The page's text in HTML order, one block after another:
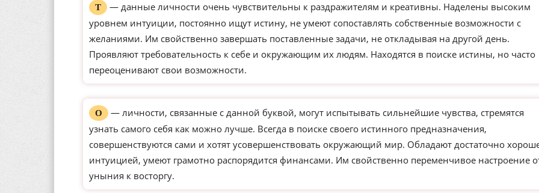
Т
— данные личности очень чувствительны к раздражителям и креативны. Наделены высоким
уровнем интуиции, постоянно ищут истину, не умеют сопоставлять собственные возможности с
желаниями. Им свойственно завершать поставленные задачи, не откладывая на другой день.
Проявляют требовательность к себе и окружающим их людям. Находятся в поиске истины, но часто
переоценивают свои возможности.
О
— личности, связанные с данной буквой, могут испытывать сильнейшие чувства, стремятся
узнать самого себя как можно лучше. Всегда в поиске своего истинного предназначения,
совершенствуются сами и хотят усовершенствовать окружающий мир. Обладают достаточно
интуицией, умеют грамотно распорядится финансами. Им свойственно переменчивое настроение
уныния к восторгу.